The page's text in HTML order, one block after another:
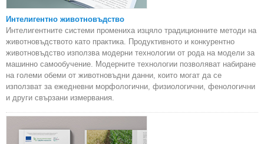
Интелигентно животновъдство
Интелигентните системи промениха изцяло традиционните методи на
животновъдството като практика. Продуктивното и конкурентно
животновъдство използва модерни технологии от рода на модели за
машинно самообучение. Модерните технологии позволяват набиране
на големи обеми от животновъдни данни, които могат да се
използват за ежедневни морфологични, физиологични, фенологични
и други свързани измервания.